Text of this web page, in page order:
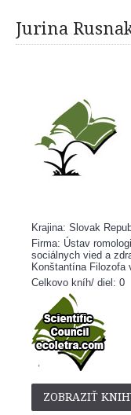
Jurina
Krajina: Slovak
Firma: Ústav
sociálnych vied a
Konštantína Filozofa
Celkovo kníh/ diel: 0
ZOBRAZIŤ